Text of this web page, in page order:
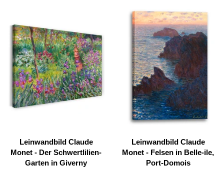
Leinwandbild Claude
Monet - Der Schwertlilien-
Garten in Giverny
Leinwandbild Claude
Monet - Felsen in Belle-ile,
Port-Domois